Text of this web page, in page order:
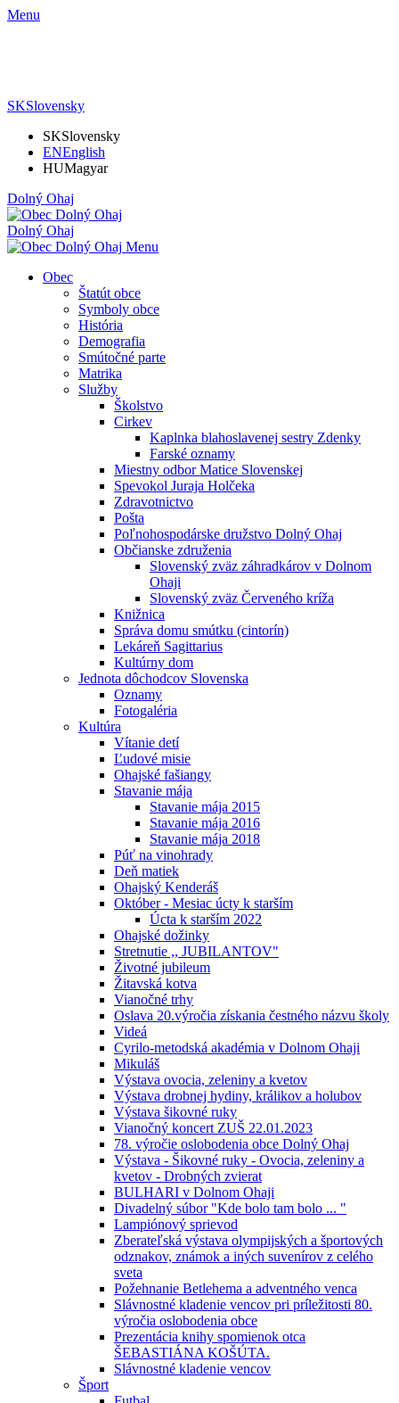
Menu
SKSlovensky
SKSlovensky
ENEnglish
HUMagyar
Dolný Ohaj
Dolný Ohaj
Menu
Obec
Štatút obce
Symboly obce
História
Demografia
Smútočné parte
Matrika
Služby
Školstvo
Cirkev
Kaplnka blahoslavenej sestry Zdenky
Farské oznamy
Miestny odbor Matice Slovenskej
Spevokol Juraja Holčeka
Zdravotnictvo
Pošta
Poľnohospodárske družstvo Dolný Ohaj
Občianske združenia
Slovenský zväz záhradkárov v Dolnom
Ohaji
Slovenský zväz Červeného kríža
Knižnica
Správa domu smútku (cintorín)
Lekáreň Sagittarius
Kultúrny dom
Jednota dôchodcov Slovenska
Oznamy
Fotogaléria
Kultúra
Vítanie detí
Ľudové misie
Ohajské fašiangy
Stavanie mája
Stavanie mája 2015
Stavanie mája 2016
Stavanie mája 2018
Púť na vinohrady
Deň matiek
Ohajský Kenderáš
Október - Mesiac úcty k starším
Úcta k starším 2022
Ohajské dožinky
Stretnutie ,, JUBILANTOV"
Životné jubileum
Žitavská kotva
Vianočné trhy
Oslava 20.výročia získania čestného názvu školy
Videá
Cyrilo-metodská akadémia v Dolnom Ohaji
Mikuláš
Výstava ovocia, zeleniny a kvetov
Výstava drobnej hydiny, králikov a holubov
Výstava šikovné ruky
Vianočný koncert ZUŠ 22.01.2023
78. výročie oslobodenia obce Dolný Ohaj
Výstava - Šikovné ruky - Ovocia, zeleniny a
kvetov - Drobných zvierat
BULHARI v Dolnom Ohaji
Divadelný súbor "Kde bolo tam bolo ... "
Lampiónový sprievod
Zberateľská výstava olympijských a športových
odznakov, známok a iných suvenírov z celého
sveta
Požehnanie Betlehema a adventného venca
Slávnostné kladenie vencov pri príležitosti 80.
výročia oslobodenia obce
Prezentácia knihy spomienok otca
ŠEBASTIÁNA KOŠÚTA.
Slávnostné kladenie vencov
Šport